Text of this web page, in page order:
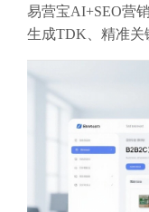
易营宝AI+SEO营
生成TDK、精准关
效果，提升流量与
新生态。